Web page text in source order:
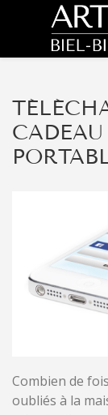
Combien de
oubliés à la